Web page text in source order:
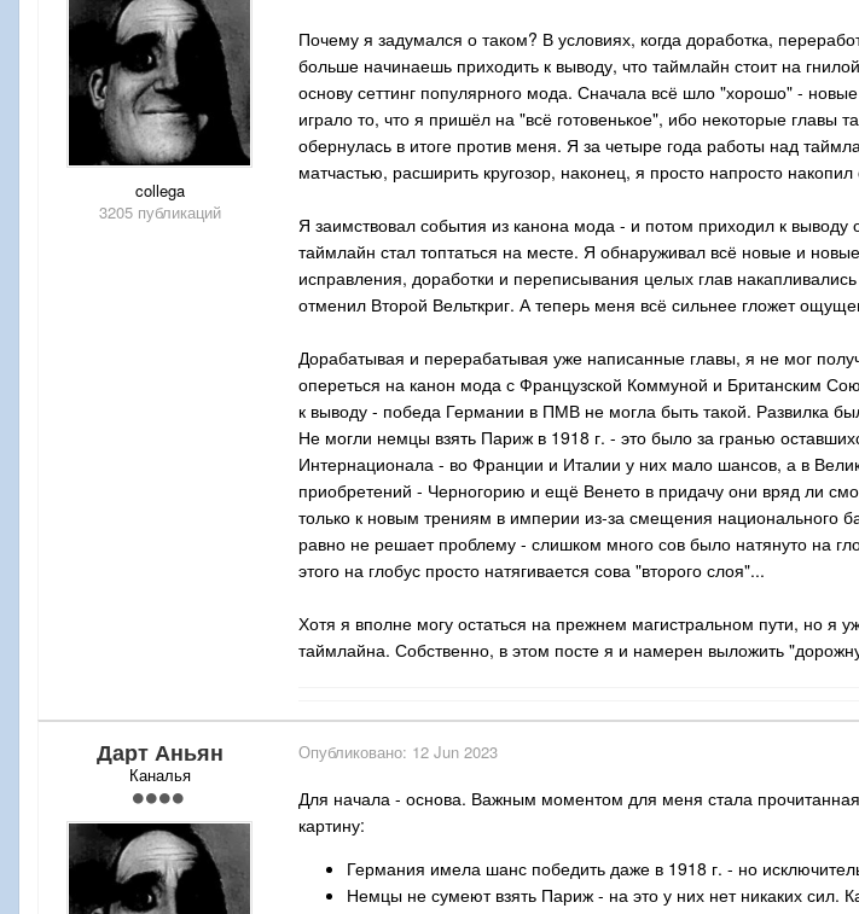
collega
3205 публикаций
Почему я задумался о таком? В условиях, когда доработка,
больше начинаешь приходить к выводу, что таймлайн стоит на
основу сеттинг популярного мода. Сначала всё шло "хорошо" -
играло то, что я пришёл на "всё готовенькое", ибо некоторые
обернулась в итоге против меня. Я за четыре года работы над
матчастью, расширить кругозор, наконец, я просто напросто
Я заимствовал события из канона мода - и потом приходил к
таймлайн стал топтаться на месте. Я обнаруживал всё новые и
исправления, доработки и переписывания целых глав
отменил Второй Вельткриг. А теперь меня всё сильнее гложет
Дорабатывая и перерабатывая уже написанные главы, я не мог
опереться на канон мода с Французской Коммуной и Британским
к выводу - победа Германии в ПМВ не могла быть такой. Развилка
Не могли немцы взять Париж в 1918 г. - это было за гранью
Интернационала - во Франции и Италии у них мало шансов, а в
приобретений - Черногорию и ещё Венето в придачу они вряд ли
только к новым трениям в империи из-за смещения национального
равно не решает проблему - слишком много сов было натянуто на
этого на глобус просто натягивается сова "второго слоя"...
Хотя я вполне могу остаться на прежнем магистральном пути, но я
таймлайна. Собственно, в этом посте я и намерен выложить
Дарт Аньян
Каналья
Опубликовано: 12 Jun 2023
Для начала - основа. Важным моментом для меня стала
картину:
Германия имела шанс победить даже в 1918 г. - но
Немцы не сумеют взять Париж - на это у них нет никаких сил.